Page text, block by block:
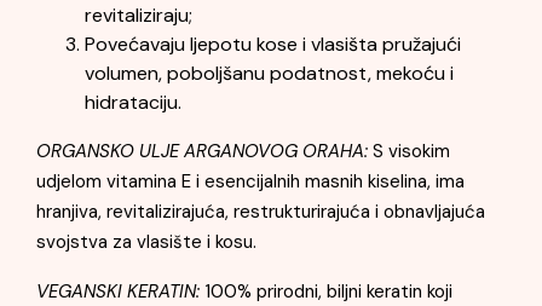
revitaliziraju;
Povećavaju ljepotu kose i vlasišta pružajući
volumen, poboljšanu podatnost, mekoću i
hidrataciju.
ORGANSKO ULJE ARGANOVOG ORAHA: S visokim
udjelom vitamina E i esencijalnih masnih kiselina, ima
hranjiva, revitalizirajuća, restrukturirajuća i obnavljajuća
svojstva za vlasište i kosu.
VEGANSKI KERATIN: 100% prirodni, biljni keratin koji